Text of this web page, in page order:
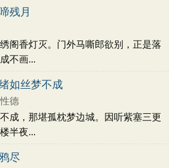
寓言
厌恶 漂泊 赠友
赏花
离愁
残月
阁香灯灭。门外马嘶郎欲别，正是落
不画...
如丝梦不成
德
成，那堪孤枕梦边城。因听紫塞三更
半夜...
尽